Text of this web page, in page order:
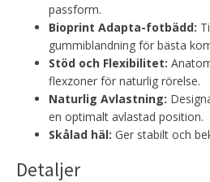
passform.
Bioprint Adapta-fotbädd:
gummiblandning för bästa
Stöd och Flexibilitet:
flexzoner för naturlig rörelse.
Naturlig Avlastning:
en optimalt avlastad position.
Skålad häl: Ger stabilt och
Detaljer